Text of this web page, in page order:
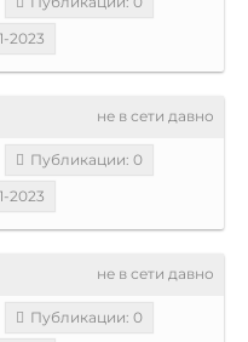
2023
не в сети давно
Публикации: 0
2023
не в сети давно
Публикации: 0